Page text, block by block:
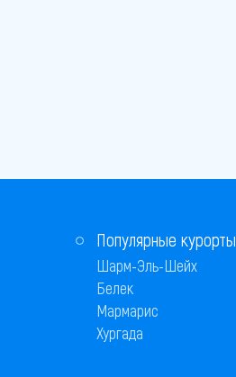
Популярные курорты
Шарм-Эль-Шейх
Белек
Мармарис
Хургада